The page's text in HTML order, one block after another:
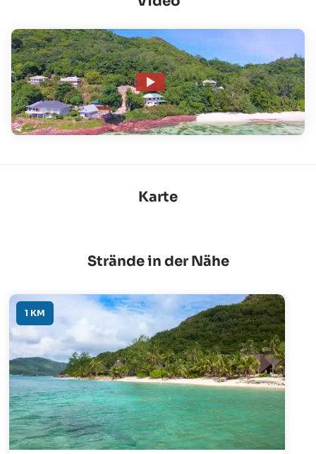
Karte
Strände in der Nähe
1 KM